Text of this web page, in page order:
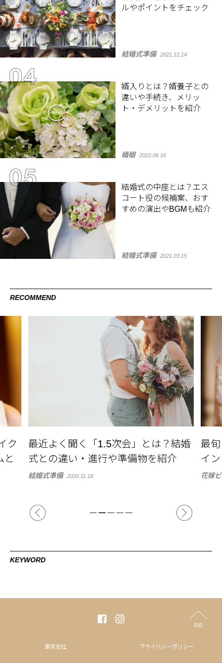
ルやポイントをチェック
結婚式準備 2021.12.14
婿入りとは？婿養子との
違いや手続き、メリッ
ト・デメリットを紹介
婚姻 2022.06.16
結婚式の中座とは？エス
コート役の候補案、おす
すめの演出やBGMも紹介
結婚式準備 2021.03.15
RECOMMEND
最近よく聞く「1.5次会」とは？結婚
式との違い・進行や準備物を紹介
結婚式準備 2020.11.18
最旬！
インカ
花嫁ビュー
KEYWORD
top
運営会社 プライバシーポリシー